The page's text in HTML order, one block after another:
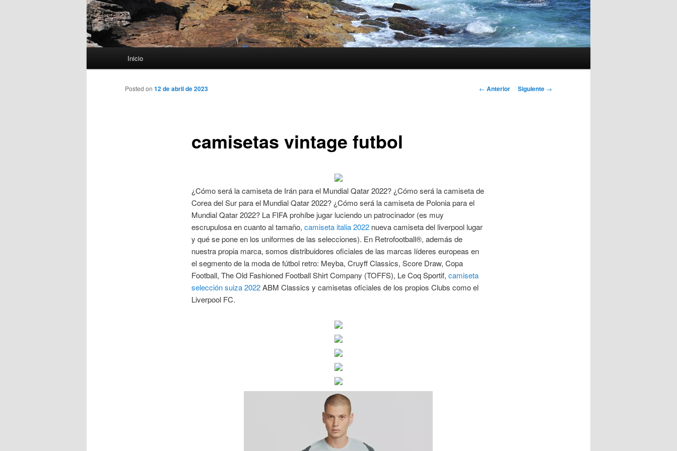
Inicio
Navegación
← Anterior Siguiente →
camisetas vintage futbol
Posted on 12 de abril de 2023
¿Cómo será la camiseta de Irán para el Mundial Qatar 2022? ¿Cómo será la camiseta de
Corea del Sur para el Mundial Qatar 2022? ¿Cómo será la camiseta de Polonia para el
Mundial Qatar 2022? La FIFA prohíbe jugar luciendo un patrocinador (es muy
escrupulosa en cuanto al tamaño, camiseta italia 2022nueva camiseta del liverpool lugar
y qué se pone en los uniformes de las selecciones). En Retrofootball®, además de
nuestra propia marca, somos distribuidores oficiales de las marcas líderes europeas en
el segmento de la moda de fútbol retro: Meyba, Cruyff Classics, Score Draw, Copa
Football, The Old Fashioned Football Shirt Company (TOFFS), Le Coq Sportif, camiseta
selección suiza 2022ABM Classics y camisetas oficiales de los propios Clubs como el
Liverpool FC.